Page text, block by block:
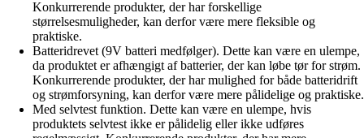
Konkurrerende produkter, der har forskellige
størrelsesmuligheder, kan derfor være mere fleksible og
praktiske.
Batteridrevet (9V batteri medfølger). Dette kan være en ulempe,
da produktet er afhængigt af batterier, der kan løbe tør for strøm.
Konkurrerende produkter, der har mulighed for både batteridrift
og strømforsyning, kan derfor være mere pålidelige og praktiske.
Med selvtest funktion. Dette kan være en ulempe, hvis
produktets selvtest ikke er pålidelig eller ikke udføres